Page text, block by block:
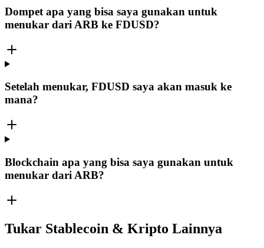
Dompet apa yang bisa saya gunakan untuk
menukar dari ARB ke FDUSD?
Setelah menukar, FDUSD saya akan masuk ke
mana?
Blockchain apa yang bisa saya gunakan untuk
menukar dari ARB?
Tukar Stablecoin & Kripto Lainnya